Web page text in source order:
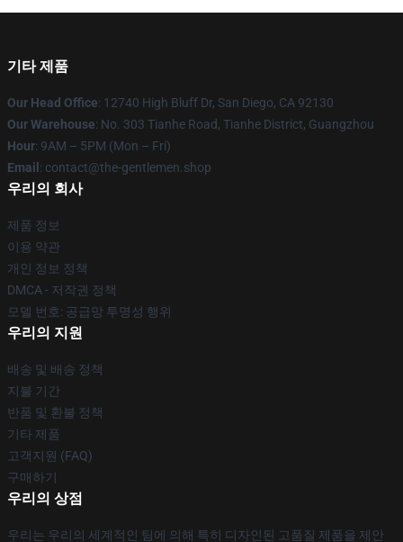
기타 제품
Our Head Office: 12740 High Bluff Dr, San Diego, CA 92130
Our Warehouse: No. 303 Tianhe Road, Tianhe District, Guangzhou
Hour: 9AM – 5PM (Mon – Fri)
Email : contact@the-gentlemen.shop
우리의 회사
제품 정보
이용 약관
개인 정보 정책
DMCA - 저작권 정책
모델 번호: 공급망 투명성 행위
우리의 지원
배송 및 배송 정책
지불 기간
반품 및 환불 정책
기타 제품
고객지원 (FAQ)
구매하기
우리의 상점
우리는 우리의 세계적인 팀에 의해 특히 디자인된 고품질 제품을 제안